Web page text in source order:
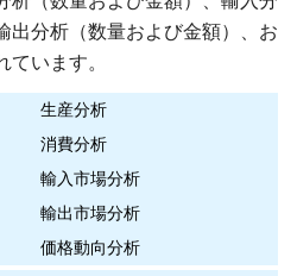
出分析（数量および金額）、お
います。
生産分析
消費分析
輸入市場分析
輸出市場分析
価格動向分析